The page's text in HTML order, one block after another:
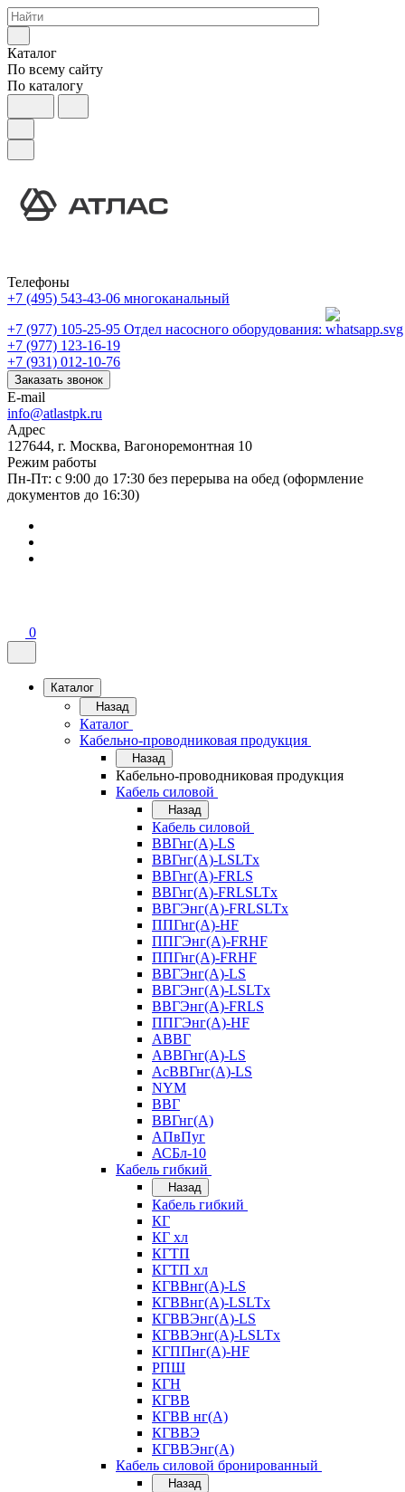
Каталог
По всему сайту
По каталогу
Телефоны
+7 (495) 543-43-06 многоканальный
+7 (977) 105-25-95 Отдел насосного оборудования:
+7 (977) 123-16-19
+7 (931) 012-10-76
Заказать звонок
E-mail
info@atlastpk.ru
Адрес
127644, г. Москва, Вагоноремонтная 10
Режим работы
Пн-Пт: с 9:00 до 17:30 без перерыва на обед (оформление
документов до 16:30)
0
Каталог
Назад
Каталог
Кабельно-проводниковая продукция
Назад
Кабельно-проводниковая продукция
Кабель силовой
Назад
Кабель силовой
ВВГнг(А)-LS
ВВГнг(А)-LSLTx
ВВГнг(А)-FRLS
ВВГнг(А)-FRLSLTx
ВВГЭнг(А)-FRLSLTx
ППГнг(А)-HF
ППГЭнг(А)-FRHF
ППГнг(А)-FRHF
ВВГЭнг(А)-LS
ВВГЭнг(А)-LSLTx
ВВГЭнг(А)-FRLS
ППГЭнг(А)-HF
АВВГ
АВВГнг(А)-LS
АсВВГнг(А)-LS
NYM
ВВГ
ВВГнг(А)
АПвПуг
АСБл-10
Кабель гибкий
Назад
Кабель гибкий
КГ
КГ хл
КГТП
КГТП хл
КГВВнг(А)-LS
КГВВнг(А)-LSLTx
КГВВЭнг(А)-LS
КГВВЭнг(А)-LSLTx
КГППнг(А)-HF
РПШ
КГН
КГВВ
КГВВ нг(А)
КГВВЭ
КГВВЭнг(А)
Кабель силовой бронированный
Назад